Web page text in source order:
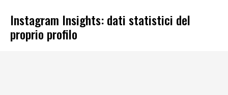
Instagram Insights: dati statistici del
proprio profilo